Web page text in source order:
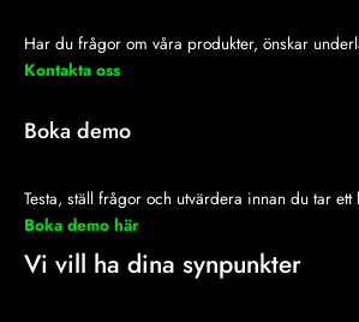
Har du frågor om våra produkter, önskar
Kontakta oss
Boka demo
Testa, ställ frågor och utvärdera innan du tar ett
Boka demo här
Vi vill ha dina synpunkter